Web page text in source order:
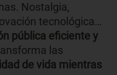
Nostalgia,
tecnológica…
pública eficiente y
las
de vida mientras